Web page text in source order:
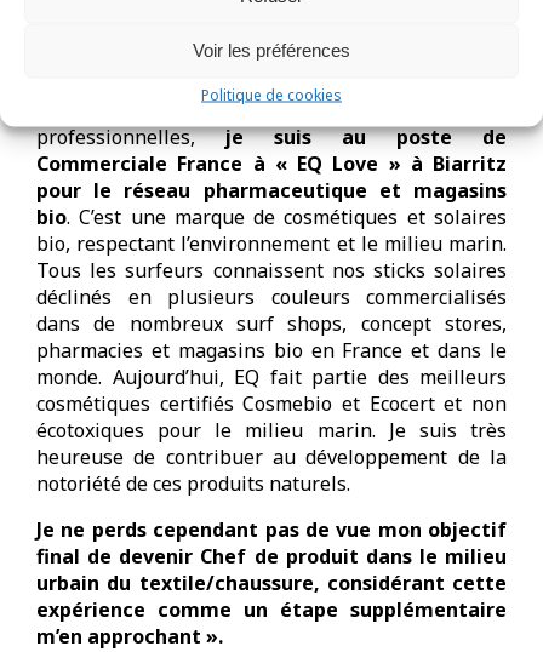
Voir les préférences
Politique de cookies
déjà familière avec la culture entreprise, il m’a fallu
très peu de temps pour prendre mes marques.
Depuis ma diplomation en 2020, en toute
cohérence avec mes études et mes expériences
professionnelles,je suis au poste de
Commerciale France à « EQ Love » à Biarritz
pour le réseau pharmaceutique et magasins
bio. C’est une marque de cosmétiques et solaires
bio, respectant l’environnement et le milieu marin.
Tous les surfeurs connaissent nos sticks solaires
déclinés en plusieurs couleurs commercialisés
dans de nombreux surf shops, concept stores,
pharmacies et magasins bio en France et dans le
monde. Aujourd’hui, EQ fait partie des meilleurs
cosmétiques certifiés Cosmebio et Ecocert et non
écotoxiques pour le milieu marin. Je suis très
heureuse de contribuer au développement de la
notoriété de ces produits naturels.
Je ne perds cependant pas de vue mon objectif
final de devenir Chef de produit dans le milieu
urbain du textile/chaussure, considérant cette
expérience comme un étape supplémentaire
m’en approchant ».